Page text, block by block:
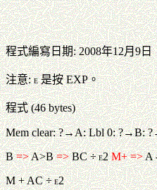
程式編寫日期: 2008年12月9日
注意:E是按 EXP。
程式 (46 bytes)
Mem clear: ?→A: Lbl 0: ?→B:
B=>A>B=>BC ÷E2M+ =>A
M + AC ÷E2